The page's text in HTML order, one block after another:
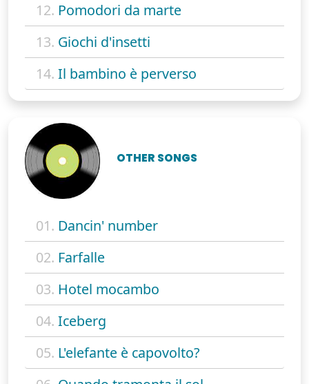
12. Pomodori da marte
13. Giochi d'insetti
14. Il bambino è perverso
OTHER SONGS
01. Dancin' number
02. Farfalle
03. Hotel mocambo
04. Iceberg
05. L'elefante è capovolto?